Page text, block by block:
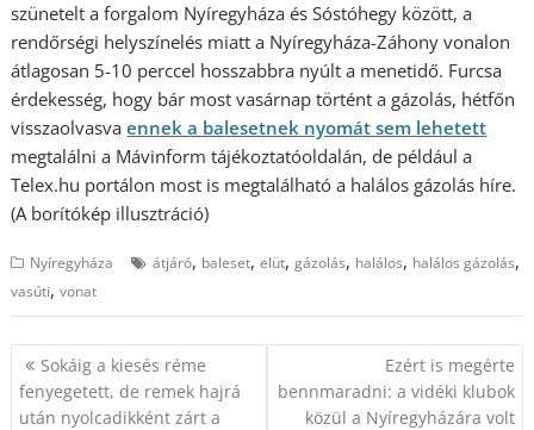
szünetelt a forgalom Nyíregyháza és Sóstóhegy között, a
rendőrségi helyszínelés miatt a Nyíregyháza-Záhony vonalon
átlagosan 5-10 perccel hosszabbra nyúlt a menetidő. Furcsa
érdekesség, hogy bár most vasárnap történt a gázolás, hétfőn
visszaolvasvaennek a balesetnek nyomát sem lehetett
megtalálni a Mávinform tájékoztatóoldalán, de például a
Telex.hu portálon most is megtalálható a halálos gázolás híre.
(A borítókép illusztráció)
Nyíregyháza átjáró, baleset,elüt,gázolás, halálos, halálos gázolás,
vasúti,vonat
Bejegyzés
navigáció
Sokáig a kiesés réme
fenyegetett, de remek hajrá
után nyolcadikként zárt a
Ezért is megérte
bennmaradni: a vidéki klubok
közül a Nyíregyházára volt